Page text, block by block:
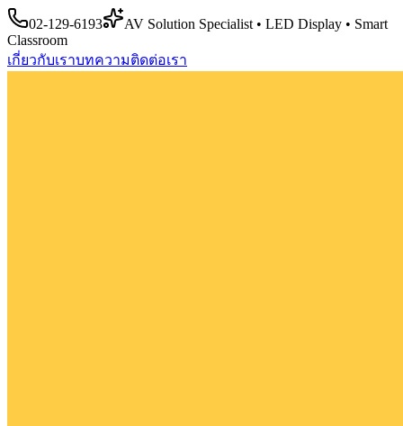
02-129-6193
AV Solution Specialist • LED Display • Smart
Classroom
เกี่ยวกับเราบทความติดต่อเรา